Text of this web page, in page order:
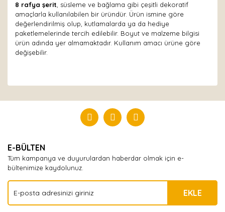
8 rafya şerit , süsleme ve bağlama gibi çeşitli dekoratif
amaçlarla kullanılabilen bir üründür. Ürün ismine göre
değerlendirilmiş olup, kutlamalarda ya da hediye
paketlemelerinde tercih edilebilir. Boyut ve malzeme bilgisi
ürün adında yer almamaktadır. Kullanım amacı ürüne göre
değişebilir.
Yorum Yaz
E-BÜLTEN
Tüm kampanya ve duyurulardan haberdar olmak için e-
bültenimize kaydolunuz.
EKLE